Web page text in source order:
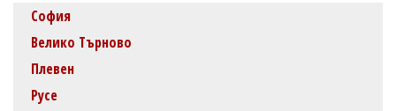
София
Велико Търново
Плевен
Русе